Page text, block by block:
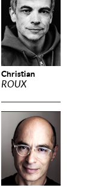
Christian
ROUX